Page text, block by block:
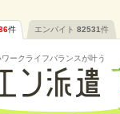
件 エンバイト 82531件
ークライフバランスが叶う